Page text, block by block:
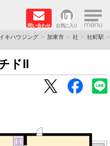
問い合わせ お気に入り ×
特集☆
キハウジング 加東市 社
社町駅
ドⅡ